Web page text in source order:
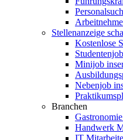
Stellenanzeige
Kostenlose
Minijob
Nebenjob
Branchen
Handwerk
IT